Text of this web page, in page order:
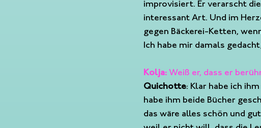
improvisiert. Er verarscht
interessant Art. Und im
gegen Bäckerei-Ketten,
Ich habe mir damals
Kolja: Weiß er, dass er
Quichotte: Klar habe ich
habe ihm beide Bücher
das wäre alles schön und